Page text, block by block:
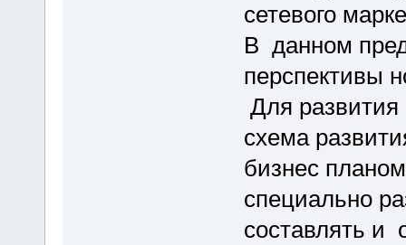
сетевого
В данном
перспективы
Для развития
схема
бизнес
специально
составлять и